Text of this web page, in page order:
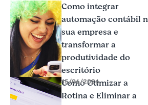
Como integrar
automação contábil
sua empresa e
transformar a
produtividade do
escritório
15/06/2026
Como Otimizar a
Rotina e Eliminar a